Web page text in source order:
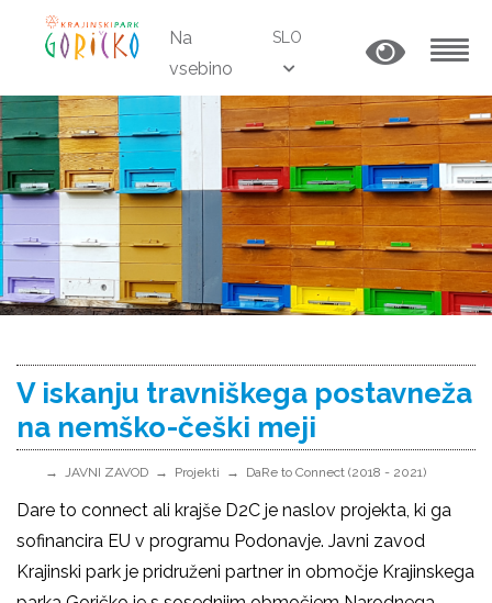
Na
vsebino
SLO
V iskanju travniškega postavneža
na nemško-češki meji
JAVNI ZAVOD Projekti DaRe to Connect (2018 - 2021)
Dare to connect ali krajše D2C je naslov projekta, ki ga
sofinancira EU v programu Podonavje. Javni zavod
Krajinski park je pridruženi partner in območje Krajinskega